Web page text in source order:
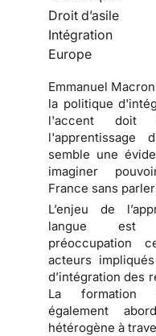
Droit d’asile
Intégration
Europe
Emmanuel
la politique
l'accent
l'apprentissage
semble une
imaginer
France sans
L’enjeu de
langue est
préoccupation
acteurs
d’intégration des
La formation
également
hétérogène à